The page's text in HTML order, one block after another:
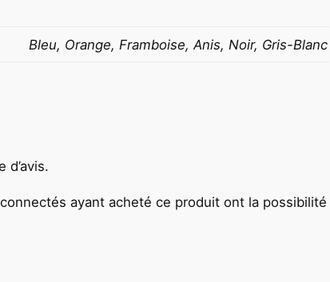
Bleu, Orange, Framboise, Anis, Noir, Gris-Blanc
d’avis.
ayant acheté ce produit ont la